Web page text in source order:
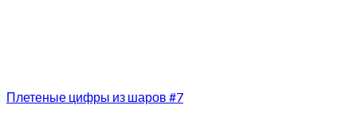
Плетеные цифры из шаров #7